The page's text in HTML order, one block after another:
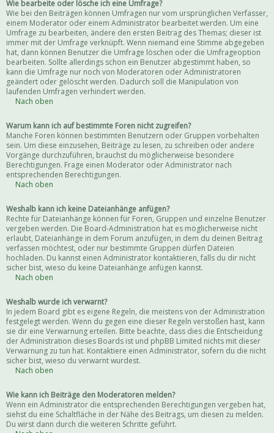
Wie bearbeite oder lösche ich eine Umfrage?
Wie bei den Beiträgen können Umfragen nur vom ursprünglichen Verfasser,
einem Moderator oder einem Administrator bearbeitet werden. Um eine
Umfrage zu bearbeiten, ändere den ersten Beitrag des Themas; dieser ist
immer mit der Umfrage verknüpft. Wenn niemand eine Stimme abgegeben
hat, dann können Benutzer die Umfrage löschen oder die Umfrageoption
bearbeiten. Sollte allerdings schon ein Benutzer abgestimmt haben, so
kann die Umfrage nur noch von Moderatoren oder Administratoren
geändert oder gelöscht werden. Dadurch soll die Manipulation von
laufenden Umfragen verhindert werden.
Nach oben
Warum kann ich auf bestimmte Foren nicht zugreifen?
Manche Foren können bestimmten Benutzern oder Gruppen vorbehalten
sein. Um diese einzusehen, Beiträge zu lesen, zu schreiben oder andere
Vorgänge durchzuführen, brauchst du möglicherweise besondere
Berechtigungen. Frage einen Moderator oder Administrator nach
entsprechenden Berechtigungen.
Nach oben
Weshalb kann ich keine Dateianhänge anfügen?
Rechte für Dateianhänge können für Foren, Gruppen und einzelne Benutzer
vergeben werden. Die Board-Administration hat es möglicherweise nicht
erlaubt, Dateianhänge in dem Forum anzufügen, in dem du deinen Beitrag
verfassen möchtest, oder nur bestimmte Gruppen dürfen Dateien
hochladen. Du kannst einen Administrator kontaktieren, falls du dir nicht
sicher bist, wieso du keine Dateianhänge anfügen kannst.
Nach oben
Weshalb wurde ich verwarnt?
In jedem Board gibt es eigene Regeln, die meistens von der Administration
festgelegt werden. Wenn du gegen eine dieser Regeln verstoßen hast, kann
sie dir eine Verwarnung erteilen. Bitte beachte, dass dies die Entscheidung
der Administration dieses Boards ist und phpBB Limited nichts mit dieser
Verwarnung zu tun hat. Kontaktiere einen Administrator, sofern du die nicht
sicher bist, wieso du verwarnt wurdest.
Nach oben
Wie kann ich Beiträge den Moderatoren melden?
Wenn ein Administrator die entsprechenden Berechtigungen vergeben hat,
siehst du eine Schaltfläche in der Nähe des Beitrags, um diesen zu melden.
Du wirst dann durch die weiteren Schritte geführt.